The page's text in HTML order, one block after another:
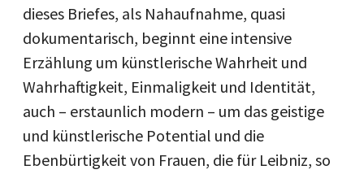
dieses Briefes, als Nahaufnahme, quasi
dokumentarisch, beginnt eine intensive
Erzählung um künstlerische Wahrheit und
Wahrhaftigkeit, Einmaligkeit und Identität,
auch – erstaunlich modern – um das geistige
und künstlerische Potential und die
Ebenbürtigkeit von Frauen, die für Leibniz, so